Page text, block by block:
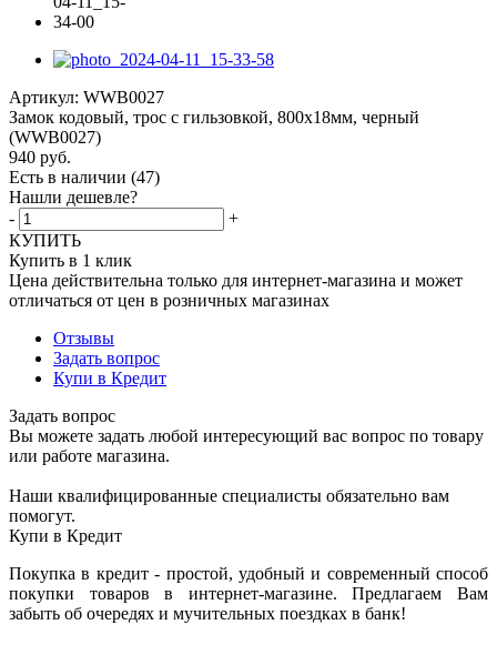
Артикул: WWB0027
Замок кодовый, трос с гильзовкой, 800х18мм, черный
(WWB0027)
940 руб.
Есть в наличии (47)
Нашли дешевле?
-
+
КУПИТЬ
Купить в 1 клик
Цена действительна только для интернет-магазина и может
отличаться от цен в розничных магазинах
Отзывы
Задать вопрос
Купи в Кредит
Задать вопрос
Вы можете задать любой интересующий вас вопрос по товару
или работе магазина.
Наши квалифицированные специалисты обязательно вам
помогут.
Купи в Кредит
Покупка в кредит - простой, удобный и современный способ
покупки товаров в интернет-магазине. Предлагаем Вам
забыть об очередях и мучительных поездках в банк!